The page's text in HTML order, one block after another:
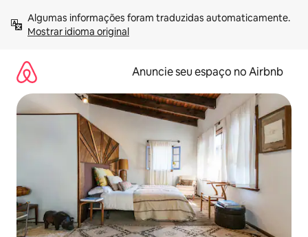
para
Mostrar idioma original
Anuncie seu espaço no Airbnb